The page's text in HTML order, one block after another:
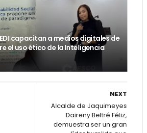
capacitan a medios digitales de
el uso ético de la Inteligencia
NEXT
Alcalde de Jaquimeyes
Daireny Beltré Féliz,
demuestra ser un gran